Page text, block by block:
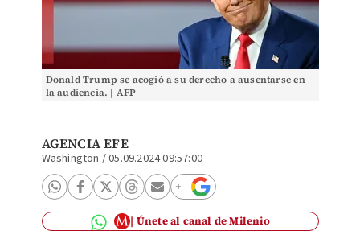
Donald Trump se acogió a su derecho a ausentarse en
la audiencia. | AFP
AGENCIA EFE
Washington /05.09.2024 09:57:00
Únete al canal de Milenio